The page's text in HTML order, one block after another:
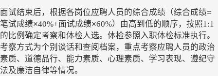
面试结束后，根据各岗位应聘人员的综合成绩（综合成绩=
笔试成绩×40%+面试成绩×60%）由高到低的顺序，按照1:1
的比例确定考察和体检人选。体检参照入职体检标准执行。
考察方式为个别谈话和查阅档案，重点考察应聘人员的政治
素质、道德品行、能力素质、心理素质、学习表现、遵纪守
法及廉洁自律等情况。